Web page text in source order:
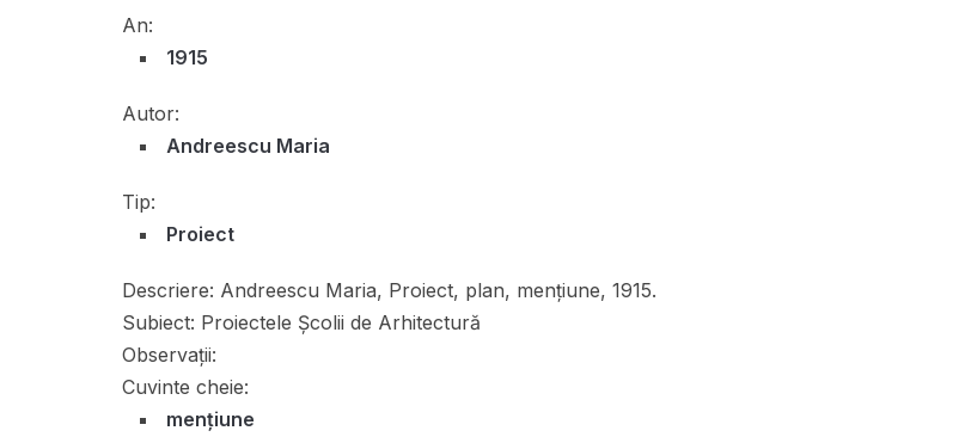
An:
1915
Autor:
Andreescu Maria
Tip:
Proiect
Descriere: Andreescu Maria, Proiect, plan, mențiune, 1915.
Subiect: Proiectele Școlii de Arhitectură
Observații:
Cuvinte cheie:
mențiune